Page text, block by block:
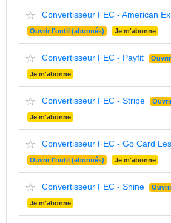
☆ Convertisseur FEC - American
Ouvrir l'outil (abonnés) Je m'abonne
☆ Convertisseur FEC - Payfit
Je m'abonne
☆ Convertisseur FEC - Stripe
Je m'abonne
☆ Convertisseur FEC - Go Card
Ouvrir l'outil (abonnés) Je m'abonne
☆ Convertisseur FEC - Shine
Je m'abonne